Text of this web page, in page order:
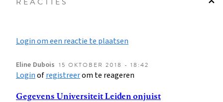
Login om een reactie te plaatsen
Eline Dubois 15 OKTOBER 2018 - 18:42
Loginofregistreerom te reageren
Gegevens Universiteit Leiden onjuist